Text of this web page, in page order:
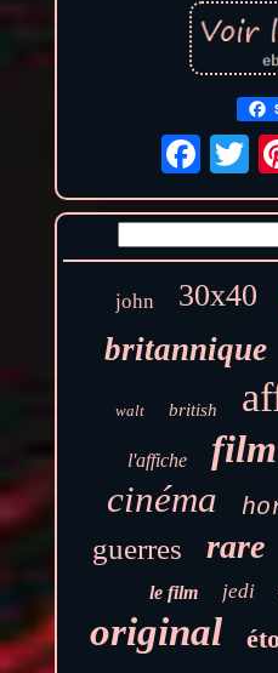
john 30x40
britannique
walt british
l'affiche film
cinéma
guerres rare
le film jedi
original